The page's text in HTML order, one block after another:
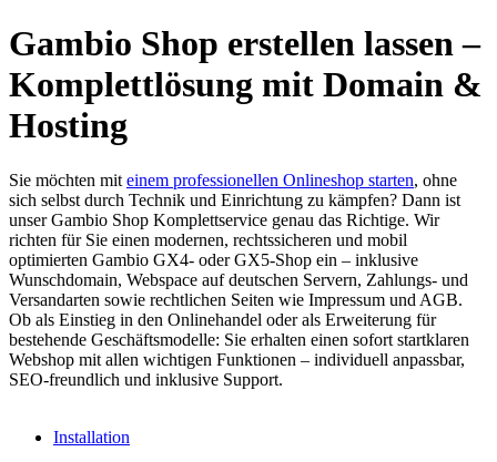
Gambio Shop erstellen lassen –
Komplettlösung mit Domain &
Hosting
Sie möchten mit einem professionellen Onlineshop starten, ohne
sich selbst durch Technik und Einrichtung zu kämpfen? Dann ist
unser Gambio Shop Komplettservice genau das Richtige. Wir
richten für Sie einen modernen, rechtssicheren und mobil
optimierten Gambio GX4- oder GX5-Shop ein – inklusive
Wunschdomain, Webspace auf deutschen Servern, Zahlungs- und
Versandarten sowie rechtlichen Seiten wie Impressum und AGB.
Ob als Einstieg in den Onlinehandel oder als Erweiterung für
bestehende Geschäftsmodelle: Sie erhalten einen sofort startklaren
Webshop mit allen wichtigen Funktionen – individuell anpassbar,
SEO-freundlich und inklusive Support.
Installation